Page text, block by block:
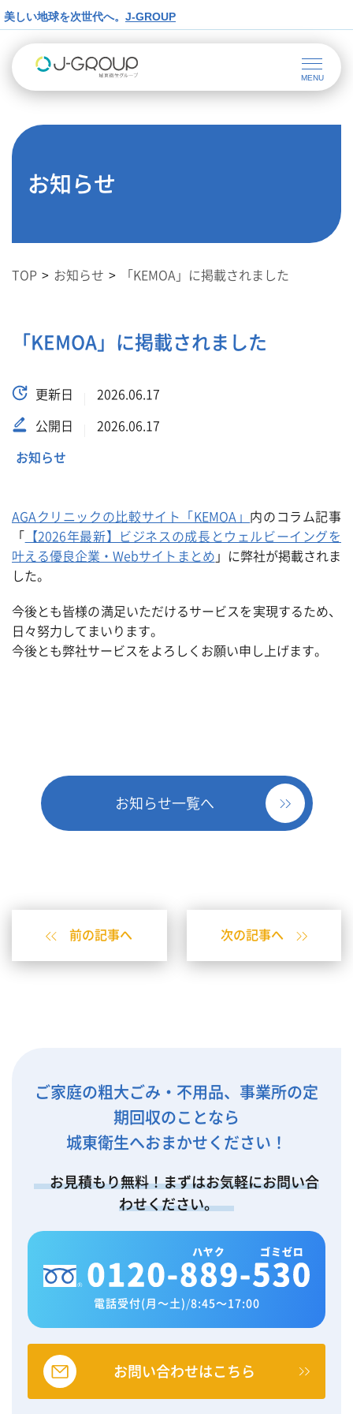
美しい地球を次世代へ。 J-GROUP
お知らせ
TOP お知らせ 「KEMOA」に掲載されました
「KEMOA」に掲載されました
更新日 2026.06.17
公開日 2026.06.17
お知らせ
AGAクリニックの比較サイト「KEMOA」 内のコラム記事
「
【2026年最新】ビジネスの成長とウェルビーイングを
叶える優良企業・Webサイトまとめ 」に弊社が掲載されま
した。
今後とも皆様の満足いただけるサービスを実現するため、
日々努力してまいります。
今後とも弊社サービスをよろしくお願い申し上げます。
お知らせ一覧へ
前の記事へ 次の記事へ
ご家庭の粗大ごみ・不用品、事業所の定
期回収のことなら
城東衛生へおまかせください！
お見積もり無料！まずはお気軽にお問い合
わせください。
電話受付(月～土) /8:45～17:00
お問い合わせはこちら